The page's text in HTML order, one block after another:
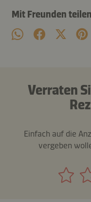
Mit Freunden teilen
Verraten
Einfach auf die
vergeben